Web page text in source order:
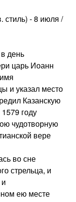
- 8 июля /
день
царь Иоанн
и указал место
Казанскую
году
чудотворную
вере
во сне
стрельца, и
ею месте